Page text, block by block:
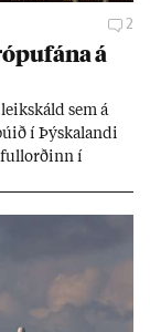
2
á
sem á
í Þýskalandi
full­orð­inn í